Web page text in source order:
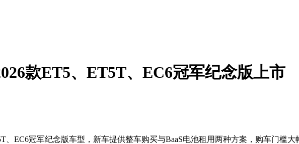
款ET5、ET5T、EC6冠军纪念版上市
EC6冠军纪念版车型，新车提供整车购买与BaaS电池租用两种方案，购车门槛大